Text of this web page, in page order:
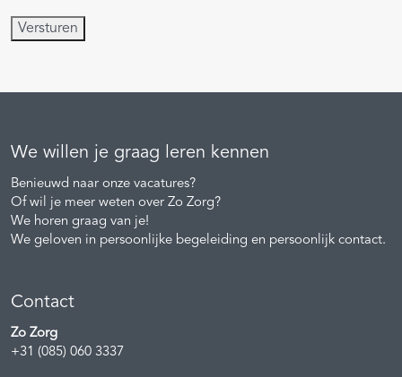
Versturen
We willen je graag leren kennen
Benieuwd naar onze vacatures?
Of wil je meer weten over Zo Zorg?
We horen graag van je!
We geloven in persoonlijke begeleiding en persoonlijk contact.
Contact
Zo Zorg
+31 (085) 060 3337